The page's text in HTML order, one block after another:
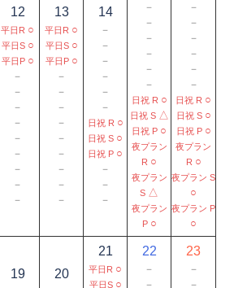
12
平日R ○
平日S ○
平日P ○
－
－
－
－
－
－
－
－
－
13
平日R ○
平日S ○
平日P ○
－
－
－
－
－
－
－
－
－
14
－
－
－
－
－
－
日祝 R ○
日祝 S ○
日祝 P ○
－
－
－
－
－
－
－
－
－
日祝 R ○
日祝 S △
日祝 P ○
夜プラン
R ○
夜プラン
S △
夜プラン
P ○
－
－
－
－
－
－
日祝 R ○
日祝 S ○
日祝 P ○
夜プラン
R ○
夜プラン S
○
夜プラン P
○
19 20
21
平日R ○
平日S ○
22
－
－
23
－
－